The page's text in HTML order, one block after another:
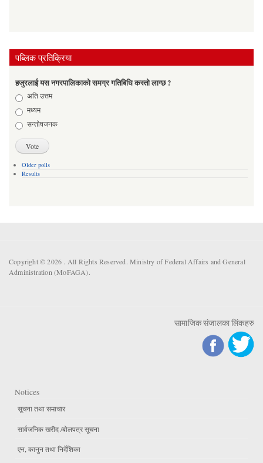
पब्लिक प्रतिक्रिया
हजुरलाई यस नगरपालिकाको समग्र गतिबिधि कस्तो लाग्छ ?
Choicesअति उत्तम
मध्यम
सन्तोषजनक
Older polls
Results
Copyright © 2026 . All Rights Reserved. Ministry of Federal Affairs and General
Administration (MoFAGA).
सामाजिक संजालका लिंकहरु
Notices
सूचना तथा समाचार
सार्वजनिक खरीद /बोलपत्र सूचना
एन, कानुन तथा निर्देशिका